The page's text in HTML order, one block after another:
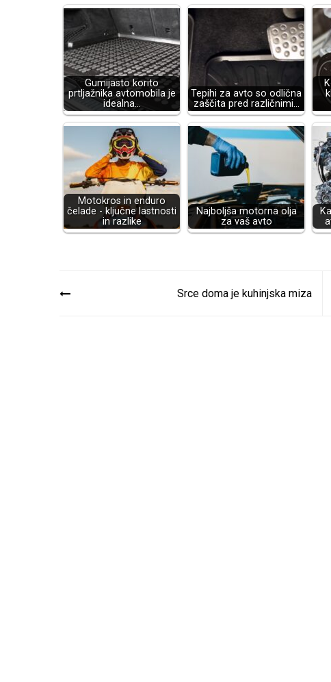
Gumijasto korito
prtljažnika avtomobila je
idealna…
Tepihi za avto so odlična
zaščita pred različnimi…
Motokros in enduro
čelade - ključne lastnosti
in razlike
Najboljša motorna olja
za vaš avto
Navigacija
Srce doma je kuhinjska miza